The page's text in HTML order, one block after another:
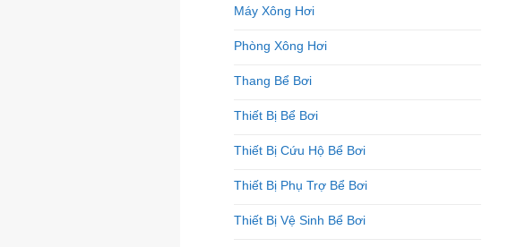
Máy Xông Hơi
Phòng Xông Hơi
Thang Bể Bơi
Thiết Bị Bể Bơi
Thiết Bị Cứu Hộ Bể Bơi
Thiết Bị Phụ Trợ Bể Bơi
Thiết Bị Vệ Sinh Bể Bơi